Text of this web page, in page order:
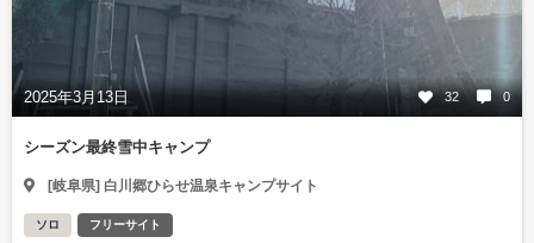
2025年3月13日 32 0
シーズン最終雪中キャンプ
[岐阜県] 白川郷ひらせ温泉キャンプサイト
ソロ フリーサイト